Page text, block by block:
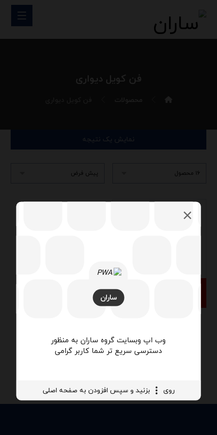
ساران
وب اپ وبسایت گروه ساران به منظور
دسترسی سریع تر شما کاربر گرامی
روی بزنید و سپس افزودن به صفحه اصلی
فن کویل دیواری
محصولات
نمایش یک نتیجه
تماس بگیرید